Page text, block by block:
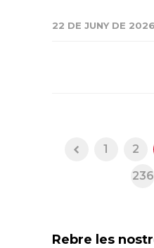
22 DE JUNY DE 2026
1 2
236
Rebre les